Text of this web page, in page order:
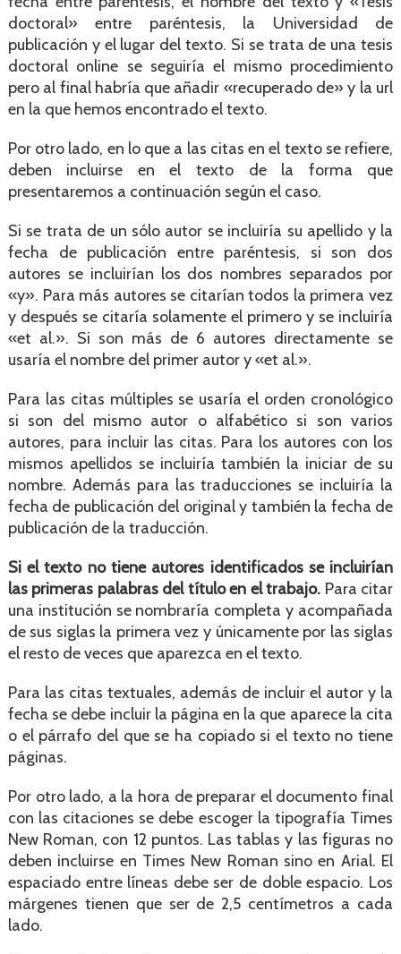
doctoral» entre paréntesis, la Universidad de
publicación y el lugar del texto. Si se trata de una tesis
doctoral online se seguiría el mismo procedimiento
pero al final habría que añadir «recuperado de» y la url
en la que hemos encontrado el texto.
Por otro lado, en lo que a las citas en el texto se refiere,
deben incluirse en el texto de la forma que
presentaremos a continuación según el caso.
Si se trata de un sólo autor se incluiría su apellido y la
fecha de publicación entre paréntesis, si son dos
autores se incluirían los dos nombres separados por
«y». Para más autores se citarían todos la primera vez
y después se citaría solamente el primero y se incluiría
«et al.». Si son más de 6 autores directamente se
usaría el nombre del primer autor y «et al.».
Para las citas múltiples se usaría el orden cronológico
si son del mismo autor o alfabético si son varios
autores, para incluir las citas. Para los autores con los
mismos apellidos se incluiría también la iniciar de su
nombre. Además para las traducciones se incluiría la
fecha de publicación del original y también la fecha de
publicación de la traducción.
Si el texto no tiene autores identificados se incluirían
las primeras palabras del título en el trabajo. Para citar
una institución se nombraría completa y acompañada
de sus siglas la primera vez y únicamente por las siglas
el resto de veces que aparezca en el texto.
Para las citas textuales, además de incluir el autor y la
fecha se debe incluir la página en la que aparece la cita
o el párrafo del que se ha copiado si el texto no tiene
páginas.
Por otro lado, a la hora de preparar el documento final
con las citaciones se debe escoger la tipografía Times
New Roman, con 12 puntos. Las tablas y las figuras no
deben incluirse en Times New Roman sino en Arial. El
espaciado entre líneas debe ser de doble espacio. Los
márgenes tienen que ser de 2,5 centímetros a cada
lado.